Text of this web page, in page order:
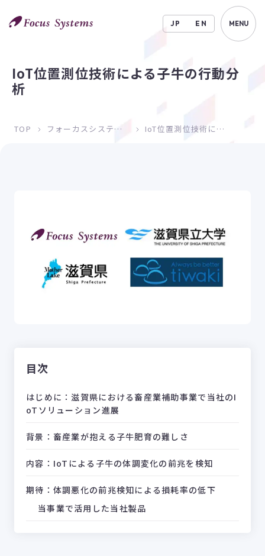
JP EN MENU
IoT位置測位技術による子牛の行動分
析
TOP フォーカスシステムズの取組み IoT位置測位技術による子牛の行動分析
目次
はじめに：滋賀県における畜産業補助事業で当社のI
oTソリューション進展
背景：畜産業が抱える子牛肥育の難しさ
内容：IoTによる子牛の体調変化の前兆を検知
期待：体調悪化の前兆検知による損耗率の低下
当事業で活用した当社製品